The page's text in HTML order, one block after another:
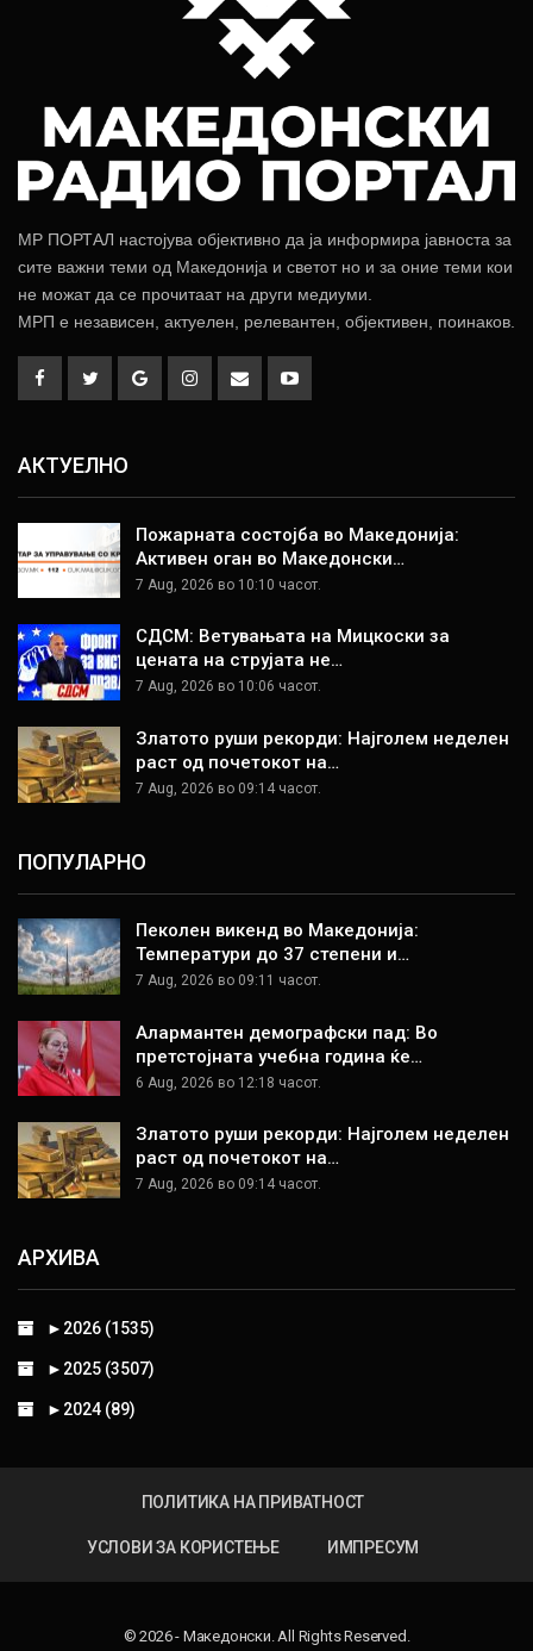
МР ПОРТАЛ настојува објективно да ја информира јавноста за
сите важни теми од Македонија и светот но и за оние теми кои
не можат да се прочитаат на други медиуми.
МРП е независен, актуелен, релевантен, објективен, поинаков.
АКТУЕЛНО
Пожарната состојба во Македонија:
Активен оган во Македонски…
7 Aug, 2026 во 10:10 часот.
СДСМ: Ветувањата на Мицкоски за
цената на струјата не…
7 Aug, 2026 во 10:06 часот.
Златото руши рекорди: Најголем неделен
раст од почетокот на…
7 Aug, 2026 во 09:14 часот.
ПОПУЛАРНО
Пеколен викенд во Македонија:
Температури до 37 степени и…
7 Aug, 2026 во 09:11 часот.
Алармантен демографски пад: Во
претстојната учебна година ќе…
6 Aug, 2026 во 12:18 часот.
Златото руши рекорди: Најголем неделен
раст од почетокот на…
7 Aug, 2026 во 09:14 часот.
АРХИВА
► 2026 (1535)
► 2025 (3507)
► 2024 (89)
ПОЛИТИКА НА ПРИВАТНОСТ
УСЛОВИ ЗА КОРИСТЕЊЕ ИМПРЕСУМ
© 2026 - Македонски. All Rights Reserved.